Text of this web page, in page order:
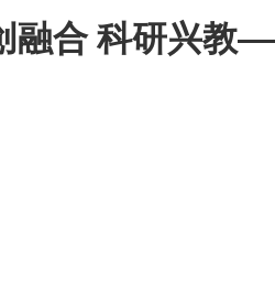
融合 科研兴教